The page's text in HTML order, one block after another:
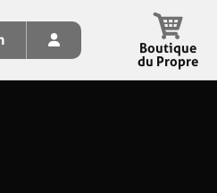
Boutique
du Propre